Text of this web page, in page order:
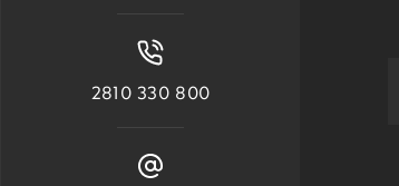
2810 330 800